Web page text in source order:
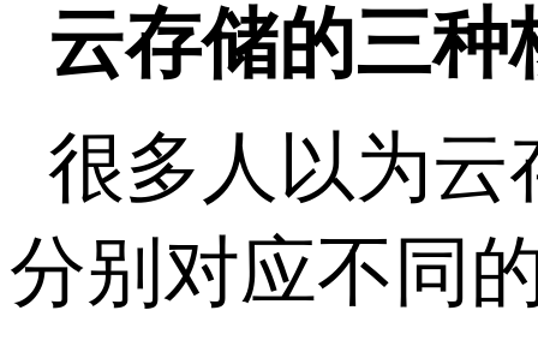
云存储的三种
很多人以为云
分别对应不同